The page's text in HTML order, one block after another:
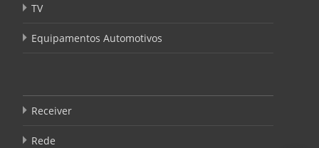
TV
Equipamentos Automotivos
Receiver
Rede